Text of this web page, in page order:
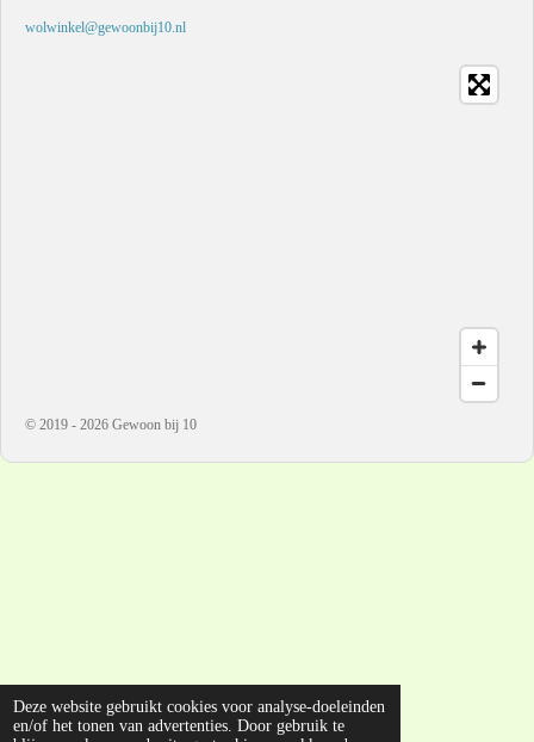
Deze website gebruikt cookies voor analyse-doeleinden
en/of het tonen van advertenties. Door gebruik te
wolwinkel@gewoonbij10.nl
© 2019 - 2026 Gewoon bij 10